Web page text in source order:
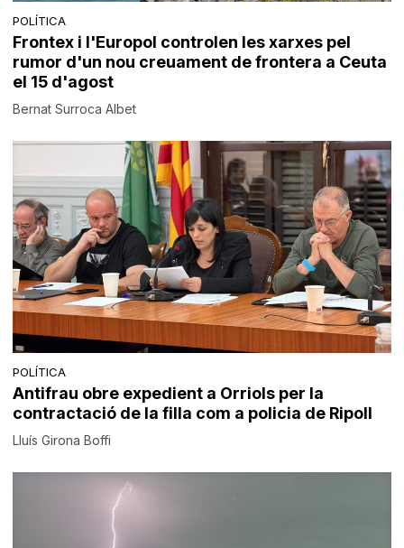
POLÍTICA
Frontex i l'Europol controlen les xarxes pel
rumor d'un nou creuament de frontera a Ceuta
el 15 d'agost
Bernat Surroca Albet
POLÍTICA
Antifrau obre expedient a Orriols per la
contractació de la filla com a policia de Ripoll
Lluís Girona Boffi